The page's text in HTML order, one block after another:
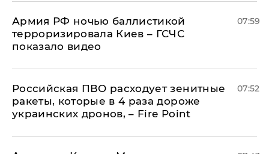
Армия РФ ночью баллистикой
терроризировала Киев – ГСЧС
показало видео
07:59
Российская ПВО расходует зенитные
ракеты, которые в 4 раза дороже
украинских дронов, – Fire Point
07:52